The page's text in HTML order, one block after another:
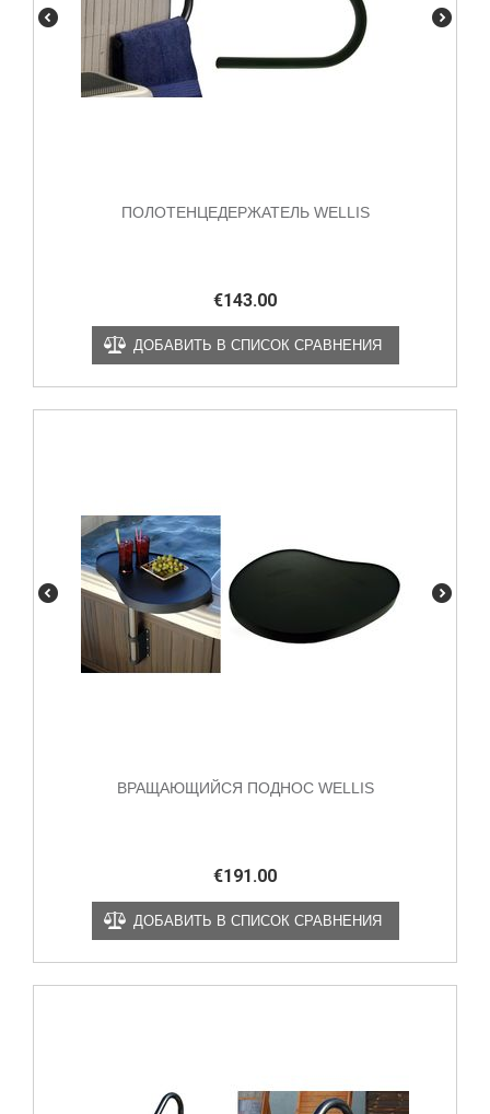
ПОЛОТЕНЦЕДЕРЖАТЕЛЬ WELLIS
€143.00
ДОБАВИТЬ В СПИСОК СРАВНЕНИЯ
ВРАЩАЮЩИЙСЯ ПОДНОС WELLIS
€191.00
ДОБАВИТЬ В СПИСОК СРАВНЕНИЯ